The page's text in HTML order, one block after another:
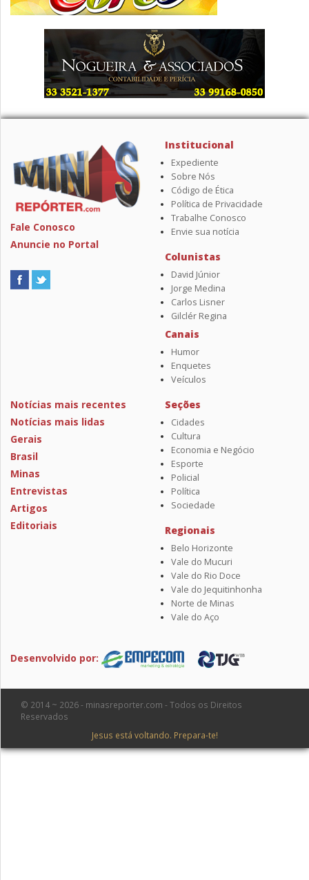
Fale Conosco
Anuncie no Portal
Institucional
Expediente
Sobre Nós
Código de Ética
Política de Privacidade
Trabalhe Conosco
Envie sua notícia
Colunistas
David Júnior
Jorge Medina
Carlos Lisner
Gilclér Regina
Canais
Humor
Enquetes
Veículos
Notícias mais recentes
Notícias mais lidas
Gerais
Brasil
Minas
Entrevistas
Artigos
Editoriais
Seções
Cidades
Cultura
Economia e Negócio
Esporte
Policial
Política
Sociedade
Regionais
Belo Horizonte
Vale do Mucuri
Vale do Rio Doce
Vale do Jequitinhonha
Norte de Minas
Vale do Aço
Desenvolvido por:
© 2014 ~ 2026 - minasreporter.com - Todos os Direitos
Reservados
Jesus está voltando. Prepara-te!